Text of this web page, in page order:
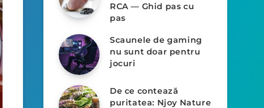
RCA — Ghid pas cu
pas
Scaunele de gaming
nu sunt doar pentru
jocuri
De ce contează
puritatea: Njoy Nature